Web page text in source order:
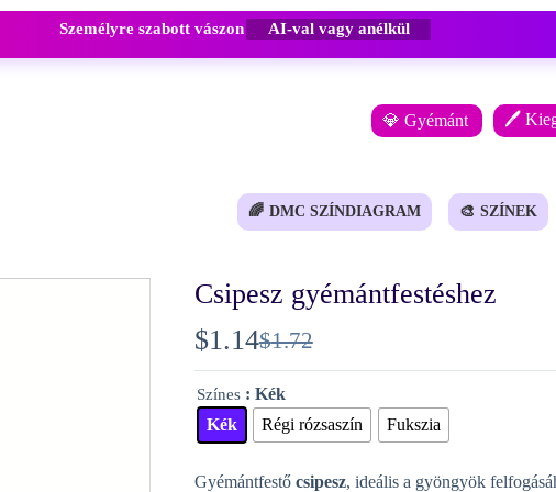
Személyre szabott vászon AI-val vagy anélkül
💎 Gyémánt 🖊️
🌈 DMC SZÍNDIAGRAM 🎨 SZÍNEK
Csipesz gyémántfestéshez
$1.72
Original
price
was:
$1.72.
$1.14Current
price
is:
$1.14.
Színes : Kék
Kék
Régi rózsaszín Fukszia
Gyémántfestő csipesz, ideális a gyöngyök